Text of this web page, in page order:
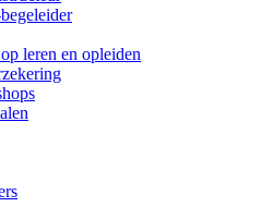
leren en opleiden